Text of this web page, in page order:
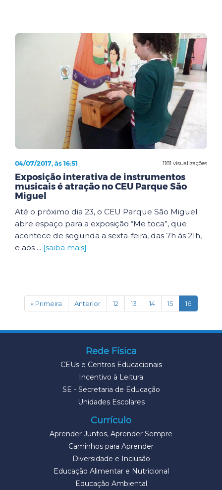
1181 visualizações
04/07/2017, às 16:51
Exposição interativa de instrumentos
musicais é atração no CEU Parque São
Miguel
Até o próximo dia 23, o CEU Parque São Miguel
abre espaço para a exposição “Me toca”, que
acontece de segunda a sexta-feira, das 7h às 21h,
e aos ... [saiba mais]
« Primeira Anterior 12 13 14 15 16(current)
Rede Física
CEUs e Centros Educacionais
Incentivo à Leitura
SE - Secretaria de Educação
Unidades Escolares
Currículo
Aprender Juntos, Aprender Sempre
Caminhos para Aprender
Diversidade e Inclusão
Educação Alimentar e Nutricional
Educação Ambiental